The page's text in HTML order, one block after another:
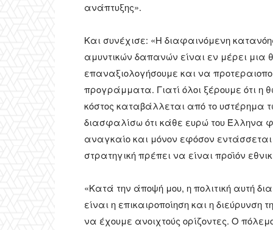
ανάπτυξης».
Και συνέχισε: «Η διαφαινόμενη
αμυντικών δαπανών είναι εν μέρει
επαναξιολογήσουμε και να
προγράμματα. Γιατί όλοι ξέρουμε ότι η
κόστος καταβάλλεται από το υστέρημα
διασφαλίσω ότι κάθε ευρώ του Έλληνα
αναγκαίο και μόνον εφόσον εντάσσεται
στρατηγική πρέπει να είναι προϊόν
«Κατά την άποψή μου, η πολιτική αυτή
είναι η επικαιροποίηση και η
να έχουμε ανοιχτούς ορίζοντες. Ο